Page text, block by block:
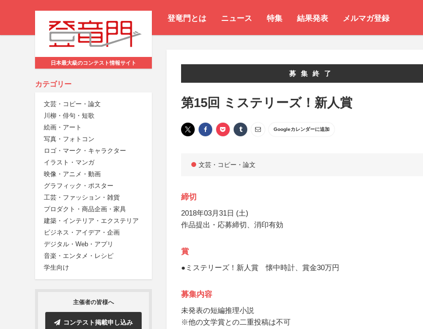
登竜門とは ニュース 特集 結果発表 メルマガ登録
日本最大級のコンテスト情報サイト
カテゴリー
文芸・コピー・論文
川柳・俳句・短歌
絵画・アート
写真・フォトコン
ロゴ・マーク・キャラクター
イラスト・マンガ
映像・アニメ・動画
グラフィック・ポスター
工芸・ファッション・雑貨
プロダクト・商品企画・家具
建築・インテリア・エクステリア
ビジネス・アイデア・企画
デジタル・Web・アプリ
音楽・エンタメ・レシピ
学生向け
主催者の皆様へ
コンテスト掲載申し込み
募集終了
第15回 ミステリーズ！新人賞
Googleカレンダーに追加
文芸・コピー・論文
締切
2018年03月31日 (土)
作品提出・応募締切、消印有効
賞
●ミステリーズ！新人賞 懐中時計、賞金30万円
募集内容
未発表の短編推理小説
※他の文学賞との二重投稿は不可